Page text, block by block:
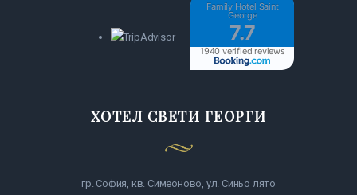
Family Hotel Saint
George
7.7
1940 verified reviews
ХОТЕЛ СВЕТИ ГЕОРГИ
гр. София, кв. Симеоново, ул. Синьо лято